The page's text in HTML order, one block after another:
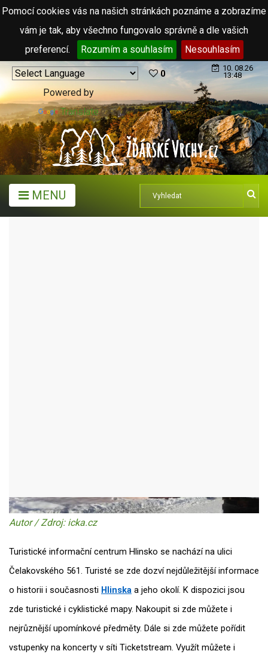
Pomocí cookies vás na našich stránkách poznáme a zobrazíme
vám je tak, aby všechno fungovalo správně a dle vašich
preferencí.
Rozumím a souhlasím Nesouhlasím
Powered by
Translate
0
10. 08.26
13:48
MENU
Autor / Zdroj: icka.cz
Turistické informační centrum Hlinsko se nachází na ulici
Čelakovského 561. Turisté se zde dozví nejdůležitější informace
o historii i současnosti Hlinska a jeho okolí. K dispozici jsou
zde turistické i cyklistické mapy. Nakoupit si zde můžete i
nejrůznější upomínkové předměty. Dále si zde můžete pořídit
vstupenky na koncerty v síti Ticketstream. Využít můžete i